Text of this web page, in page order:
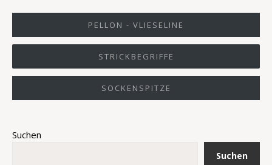
PELLON - VLIESELINE
STRICKBEGRIFFE
SOCKENSPITZE
Suchen
Suchen